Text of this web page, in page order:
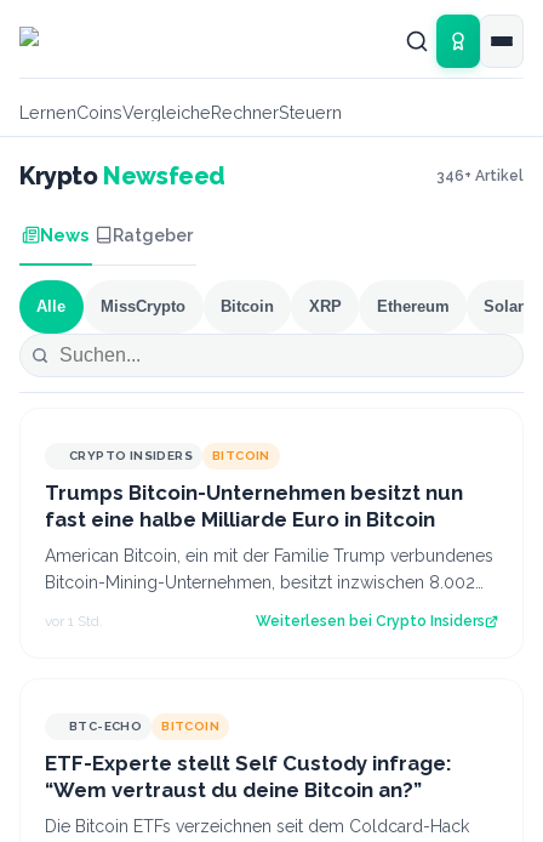
LernenCoinsVergleicheRechnerSteuern
Krypto Newsfeed 346+ Artikel
News Ratgeber
Alle MissCrypto Bitcoin XRP Ethereum Solana
CRYPTO INSIDERS BITCOIN
Trumps Bitcoin-Unternehmen besitzt nun
fast eine halbe Milliarde Euro in Bitcoin
American Bitcoin, ein mit der Familie Trump verbundenes
Bitcoin-Mining-Unternehmen, besitzt inzwischen 8.002
vor 1 Std. Weiterlesen bei Crypto Insiders
BTC-ECHO BITCOIN
ETF-Experte stellt Self Custody infrage:
“Wem vertraust du deine Bitcoin an?”
Die Bitcoin ETFs verzeichnen seit dem Coldcard-Hack